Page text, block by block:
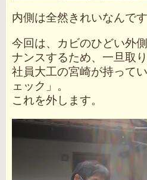
内側は全然きれいなんで
今回は、カビのひどい外
ナンスするため、一旦取り
社員大工の宮崎が持って
ェック」。
これを外します。